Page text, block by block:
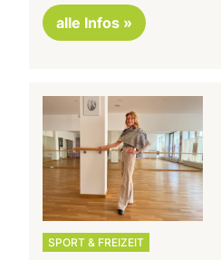
alle Infos »
SPORT & FREIZEIT